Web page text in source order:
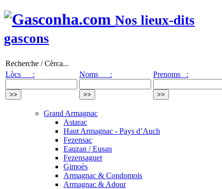
Nos lieux-dits
gascons
Recherche / Cèrca...
Lòcs :
Noms : Prenoms :
Grand Armagnac
Astarac
Haut Armagnac - Pays d’Auch
Fezensac
Eauzan / Eusan
Fezensaguet
Gimoès
Armagnac & Condomois
Armagnac & Adour